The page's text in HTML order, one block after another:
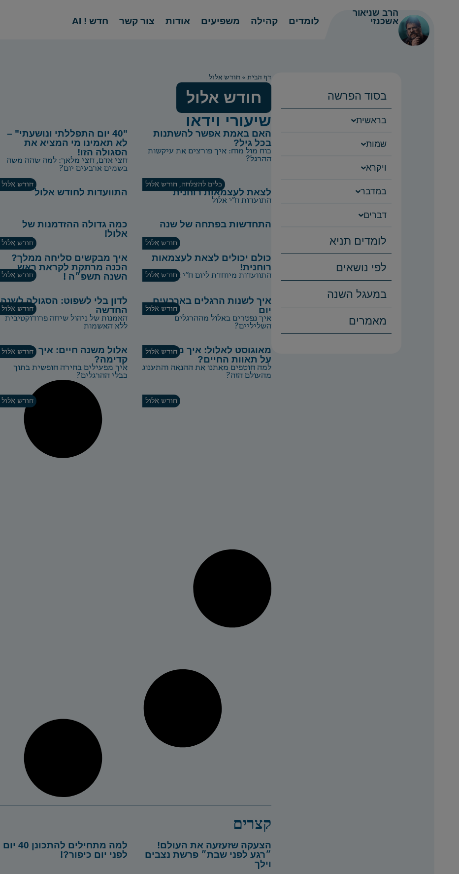
הרב שניאור
אשכנזי
לומדים קהילה משפיעים אודות צור קשר חדש ! AI
בסוד הפרשה
בראשית
שמות
ויקרא
במדבר
דברים
לומדים תניא
לפי נושאים
במעגל השנה
מאמרים
דף הבית» חודש אלול
חודש אלול
שיעורי וידאו
כלים להצלחה, חודש אלול
האם באמת אפשר להשתנות
בכל גיל?
כוח מול מוח: איך פורצים את עיקשות
ההרגל?
חודש אלול
"40 יום התפללתי ונושעתי" –
לא תאמינו מי המציא את
הסגולה הזו!
חצי אדם, חצי מלאך: למה שהה משה
בשמים ארבעים יום?
חודש אלול
לצאת לעצמאות רוחנית
התועדות ח"י אלול
חודש אלול
התוועדות לחודש אלול
חודש אלול
התחדשות בפתחה של שנה
חודש אלול
כמה גדולה ההזדמנות של
אלול!
חודש אלול
כולם יכולים לצאת לעצמאות
רוחנית!
התוועדות מיוחדת ליום ח"י אלול
חודש אלול
איך מבקשים סליחה ממלך?
הכנה מרתקת לקראת ראש
השנה תשפ״ה !
חודש אלול
איך לשנות הרגלים בארבעים
יום
איך נפטרים באלול מההרגלים
השליליים?
חודש אלול
לדון בלי לשפוט: הסגולה לשנה
החדשה
האמנות של ניהול שיחה פרודוקטיבית
ללא האשמות
חודש אלול
מאוגוסט לאלול: איך מתגברים
על תאוות החיים?
למה חוטפים מאתנו את ההנאה והתענוג
מהעולם הזה?
חודש אלול
אלול משנה חיים: איך זזים
קדימה?
איך מפעילים בחירה חופשית בתוך
כבלי ההרגלים?
הצעקה שזעזעה את העולם!
״רגע לפני שבת״ פרשת נצבים
וילך
למה מתחילים להתכונן 40 יום
לפני יום כיפור?!